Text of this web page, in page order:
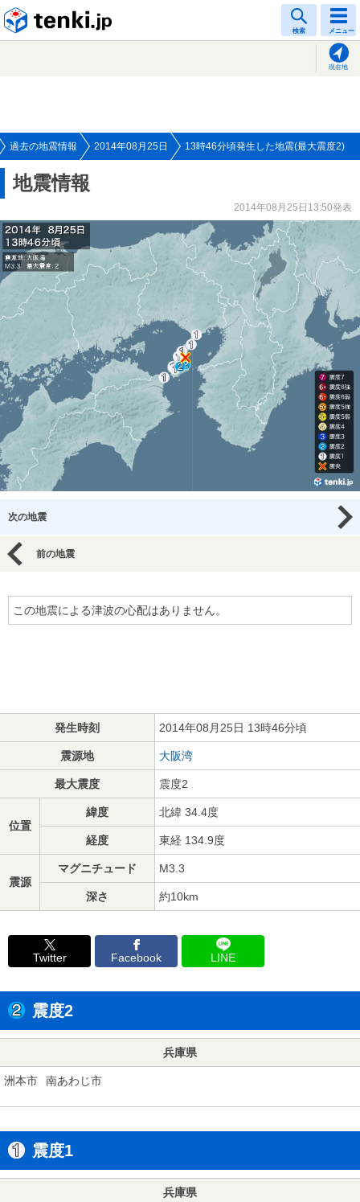
検索 メニュー
現在地
過去の地震情報 2014年08月25日 13時46分頃発生した地震(最大震度2)
地震情報
2014年08月25日13:50発表
次の地震
前の地震
この地震による津波の心配はありません。
発生時刻 2014年08月25日 13時46分頃
震源地 大阪湾
最大震度 震度2
位置
緯度 北緯 34.4度
経度 東経 134.9度
震源
マグニチュード M3.3
深さ 約10km
Twitter Facebook LINE
震度2
兵庫県
洲本市 南あわじ市
震度1
兵庫県